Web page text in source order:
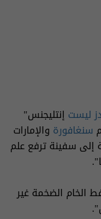
ليست إنتليجنس"
سنغافورة والإمارات
إلى سفينة ترفع علم
الخام الضخمة غير